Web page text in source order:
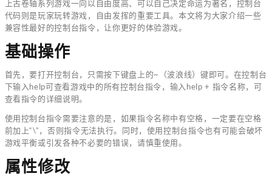
上古卷轴系列游戏一向以自由度高、可以自己决定命运为著名，控制台
代码则是玩家玩转游戏，自由发挥的重要工具。本文将为大家介绍一些
兼容性最好的控制台指令，让你更好的体验游戏。
基础操作
首先，要打开控制台，只需按下键盘上的~（波浪线）键即可。在控制台
下输入help可查看游戏中的所有控制台指令，输入help + 指令名称，可
查看指令的详细说明。
使用控制台指令需要注意的是，如果指令名称中有空格，一定要在空格
前加上“\”，否则指令无法执行。同时，使用控制台指令也有可能会破坏
游戏平衡或引发各种不必要的错误，请慎重使用。
属性修改